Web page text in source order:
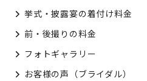
挙式・披露宴の着付け料金
前・後撮りの料金
フォトギャラリー
お客様の声（ブライダル）